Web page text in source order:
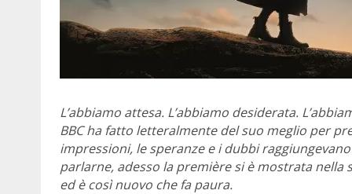
L’abbiamo attesa. L’abbiamo desiderata.
BBC ha fatto letteralmente del suo meglio per
impressioni, le speranze e i dubbi
parlarne, adesso la première si è mostrata
ed è così nuovo che fa paura.